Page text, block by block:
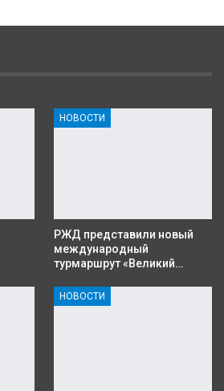
НОВОСТИ
РЖД представили новый
международный
турмаршрут «Великий…
НОВОСТИ